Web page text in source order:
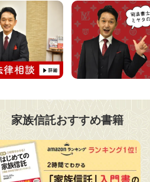
家族信託おすすめ書籍